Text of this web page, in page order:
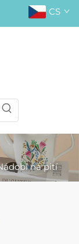
CS
na pití